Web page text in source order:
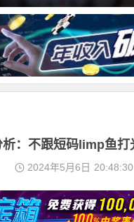
析：不跟短码limp鱼
2024年5月6日 20:48:30